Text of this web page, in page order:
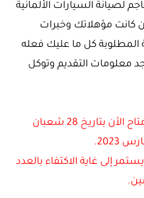
لصيانة السيارات الألمانية
كانت مؤهلاتك وخبرات
كل ما عليك فعله
معلومات التقديم وتوكل
بداية التقديم: التقديم متاح الأن بتاريخ 28 شعبان
إلى غاية الاكتفاء بالعدد